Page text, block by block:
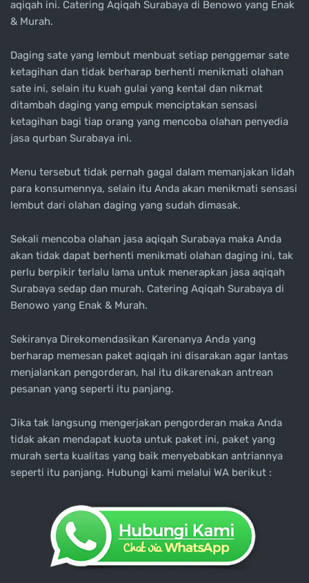
aqiqah ini. Catering Aqiqah Surabaya di Benowo yang Enak
& Murah.
Daging sate yang lembut menbuat setiap penggemar sate
ketagihan dan tidak berharap berhenti menikmati olahan
sate ini, selain itu kuah gulai yang kental dan nikmat
ditambah daging yang empuk menciptakan sensasi
ketagihan bagi tiap orang yang mencoba olahan penyedia
jasa qurban Surabaya ini.
Menu tersebut tidak pernah gagal dalam memanjakan lidah
para konsumennya, selain itu Anda akan menikmati sensasi
lembut dari olahan daging yang sudah dimasak.
Sekali mencoba olahan jasa aqiqah Surabaya maka Anda
akan tidak dapat berhenti menikmati olahan daging ini, tak
perlu berpikir terlalu lama untuk menerapkan jasa aqiqah
Surabaya sedap dan murah. Catering Aqiqah Surabaya di
Benowo yang Enak & Murah.
Sekiranya Direkomendasikan Karenanya Anda yang
berharap memesan paket aqiqah ini disarakan agar lantas
menjalankan pengorderan, hal itu dikarenakan antrean
pesanan yang seperti itu panjang.
Jika tak langsung mengerjakan pengorderan maka Anda
tidak akan mendapat kuota untuk paket ini, paket yang
murah serta kualitas yang baik menyebabkan antriannya
seperti itu panjang. Hubungi kami melalui WA berikut :